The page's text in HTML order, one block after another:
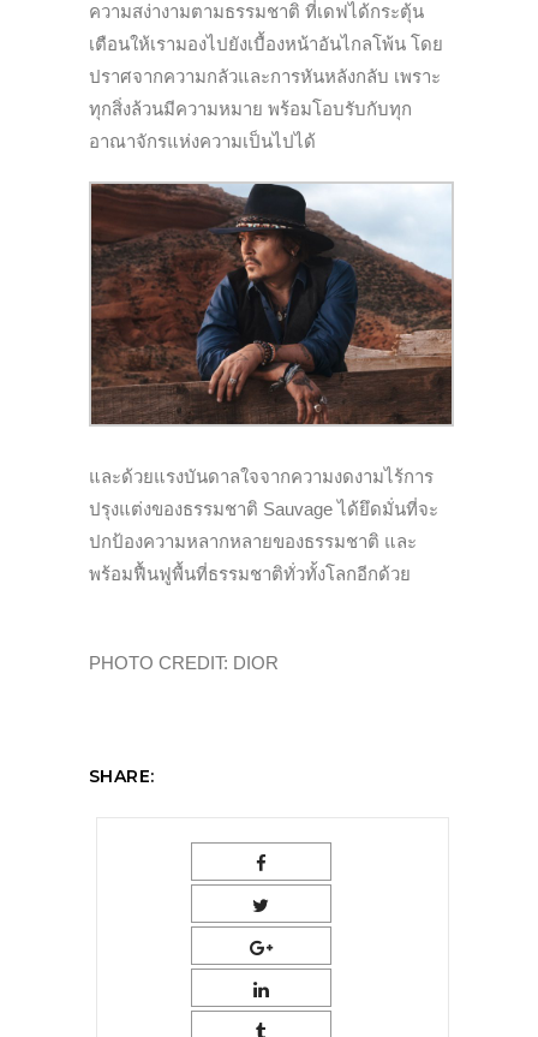
ความสง่างามตามธรรมชาติ ที่เดฟได้กระตุ้น
เตือนให้เรามองไปยังเบื้องหน้าอันไกลโพ้น โดย
ปราศจากความกลัวและการหันหลังกลับ เพราะ
ทุกสิ่งล้วนมีความหมาย พร้อมโอบรับกับทุก
อาณาจักรแห่งความเป็นไปได้
และด้วยแรงบันดาลใจจากความงดงามไร้การ
ปรุงแต่งของธรรมชาติ Sauvage ได้ยึดมั่นที่จะ
ปกป้องความหลากหลายของธรรมชาติ และ
พร้อมฟื้นฟูพื้นที่ธรรมชาติทั่วทั้งโลกอีกด้วย
PHOTO CREDIT: DIOR
SHARE: